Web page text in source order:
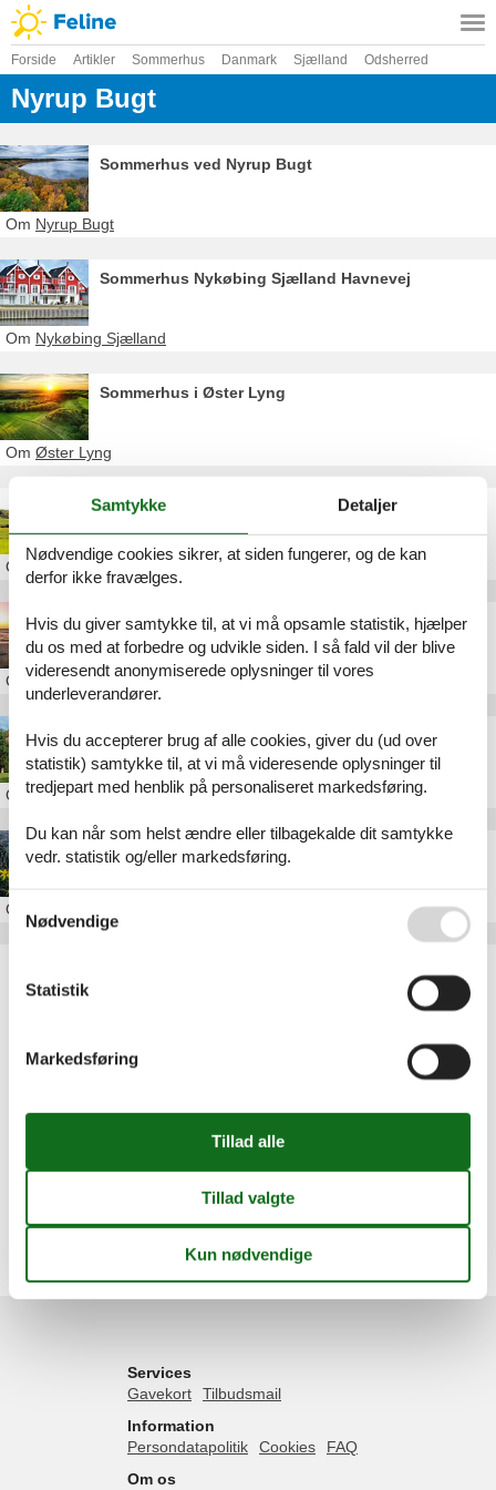
Forside Artikler Sommerhus Danmark Sjælland Odsherred
Nyrup Bugt
Sommerhus ved Nyrup Bugt
Om Nyrup Bugt
Sommerhus Nykøbing Sjælland Havnevej
Om Nykøbing Sjælland
Sommerhus i Øster Lyng
Om Øster Lyng
Sommerhus i Skæreby
Om Skæreby
Sommerhus i Klint
Om Klint
Sommerhus i Nykøbing Sjælland
OmNykøbing Sjælland
Sommerhus i Tengslemark Lyng
Om
Alle
Geografier
Nyrup Bugt
Skæreby
Services
Gavekort
Tilbudsmail
Information
Persondatapolitik
Cookies
FAQ
Om os
Samtykke Detaljer
Nødvendige cookies sikrer, at siden fungerer, og de kan
derfor ikke fravælges.
Hvis du giver samtykke til, at vi må opsamle statistik, hjælper
du os med at forbedre og udvikle siden. I så fald vil der blive
videresendt anonymiserede oplysninger til vores
underleverandører.
Hvis du accepterer brug af alle cookies, giver du (ud over
statistik) samtykke til, at vi må videresende oplysninger til
tredjepart med henblik på personaliseret markedsføring.
Du kan når som helst ændre eller tilbagekalde dit samtykke
vedr. statistik og/eller markedsføring.
Nødvendige
Statistik
Markedsføring